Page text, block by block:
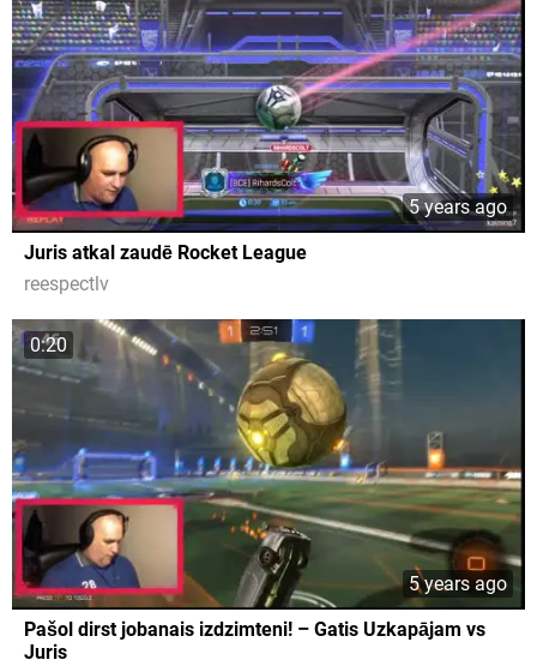
5 years ago
Juris atkal zaudē Rocket League
reespectlv
0:20
5 years ago
Pašol dirst jobanais izdzimteni! – Gatis Uzkapājam vs
Juris